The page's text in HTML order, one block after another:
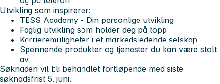
Utvikling som inspirerer:
TESS Academy - Din personlige utvikling
Faglig utvikling som holder deg på topp
Karrieremuligheter i et markedsledende selskap
Spennende produkter og tjenester du kan være stolt
av
Søknaden vil bli behandlet fortløpende med siste
søknadsfrist 5. juni.